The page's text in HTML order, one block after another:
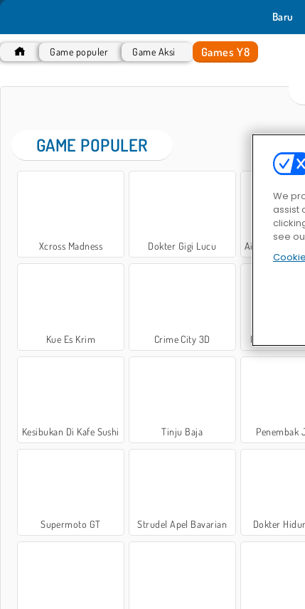
Baru
Game populer Game Aksi Games Y8
GAME POPULER
Xcross Madness Dokter Gigi Lucu Airplane Parking
Kue Es Krim Crime City 3D Perbaikan
Kesibukan Di Kafe Sushi Tinju Baja Penembak
Supermoto GT Strudel Apel Bavarian Dokter
We
assist
see